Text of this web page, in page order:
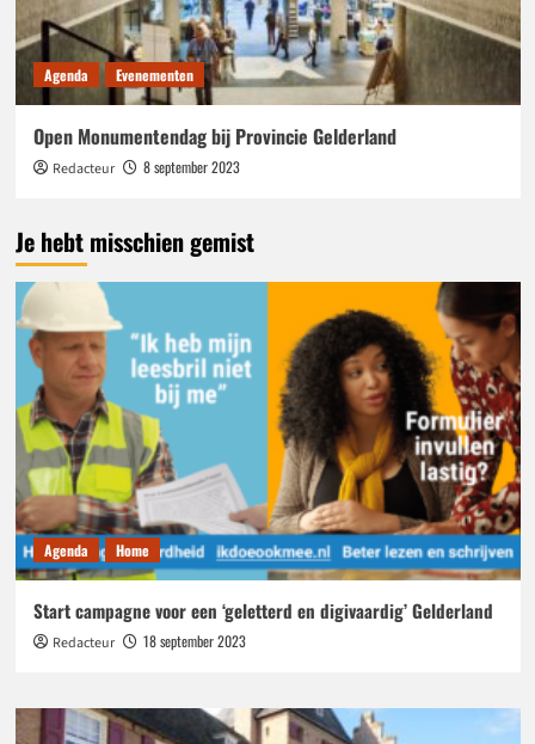
Agenda Evenementen
Open Monumentendag bij Provincie Gelderland
Redacteur 8 september 2023
Je hebt misschien gemist
Agenda Home
Start campagne voor een ‘geletterd en digivaardig’ Gelderland
Redacteur 18 september 2023